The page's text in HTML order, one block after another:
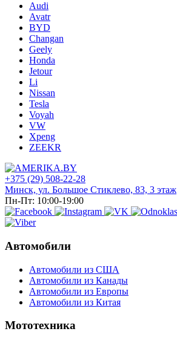
Audi
Avatr
BYD
Changan
Geely
Honda
Jetour
Li
Nissan
Tesla
Voyah
VW
Xpeng
ZEEKR
+375 (29) 508-22-28
Минск, ул. Большое Стиклево, 83, 3 этаж
Пн-Пт: 10:00-19:00
Автомобили
Автомобили из США
Автомобили из Канады
Автомобили из Европы
Автомобили из Китая
Мототехника